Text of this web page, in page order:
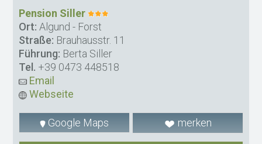
Pension Siller
Ort: Algund - Forst
Straße: Brauhausstr. 11
Führung: Berta Siller
Tel. +39 0473 448518
Email
Webseite
Google Maps merken